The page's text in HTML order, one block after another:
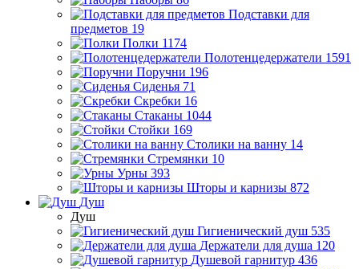
Подставки для
предметов 19
Полки 1174
Полотенцедержатели 1591
Поручни 196
Сиденья 71
Скребки 16
Стаканы 1044
Стойки 169
Столики на ванну 14
Стремянки 10
Урны 393
Шторы и карнизы 872
Душ
Душ
Гигиенический душ 535
Держатели для душа 120
Душевой гарнитур 436